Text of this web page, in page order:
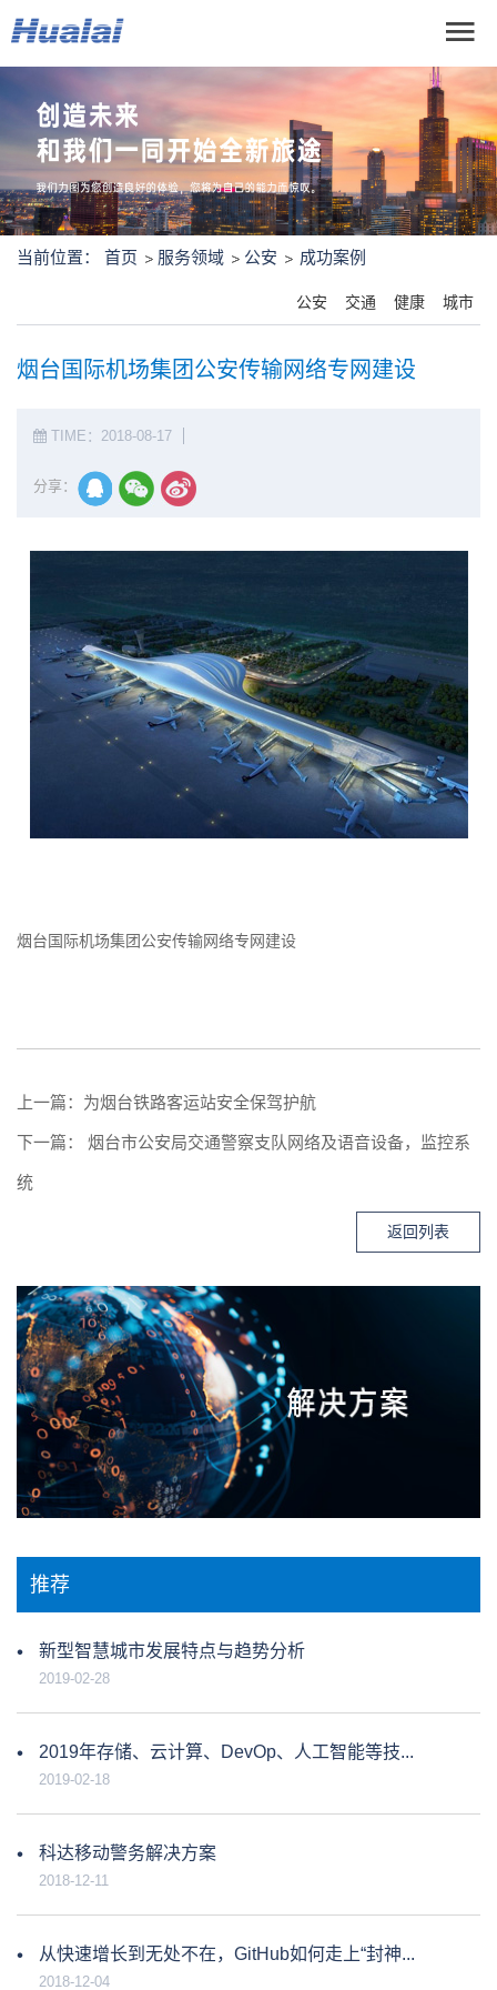
当前位置： 首页 服务领域 公安 成功案例
公安 交通 健康 城市
烟台国际机场集团公安传输网络专网建设
TIME：2018-08-17
分享：
烟台国际机场集团公安传输网络专网建设
上一篇： 为烟台铁路客运站安全保驾护航
下一篇： 烟台市公安局交通警察支队网络及语音设备，监控系
统
返回列表
推荐
新型智慧城市发展特点与趋势分析
2019-02-28
2019年存储、云计算、DevOp、人工智能等技...
2019-02-18
科达移动警务解决方案
2018-12-11
从快速增长到无处不在，GitHub如何走上“封神...
2018-12-04